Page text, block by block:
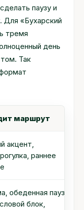
паузу и
Для «Бухарский
тремя
день
Так
маршрут
акцент,
раннее
обеденная пауза,
блок,